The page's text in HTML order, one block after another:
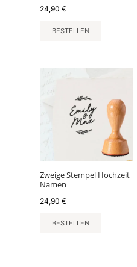
24,90 €
BESTELLEN
Zweige Stempel Hochzeit
Namen
24,90 €
BESTELLEN